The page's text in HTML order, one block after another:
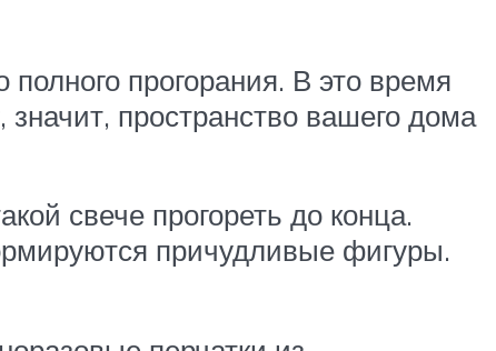
прогорания. В это время
значит, пространство вашего дома
свече прогореть до конца.
причудливые фигуры.